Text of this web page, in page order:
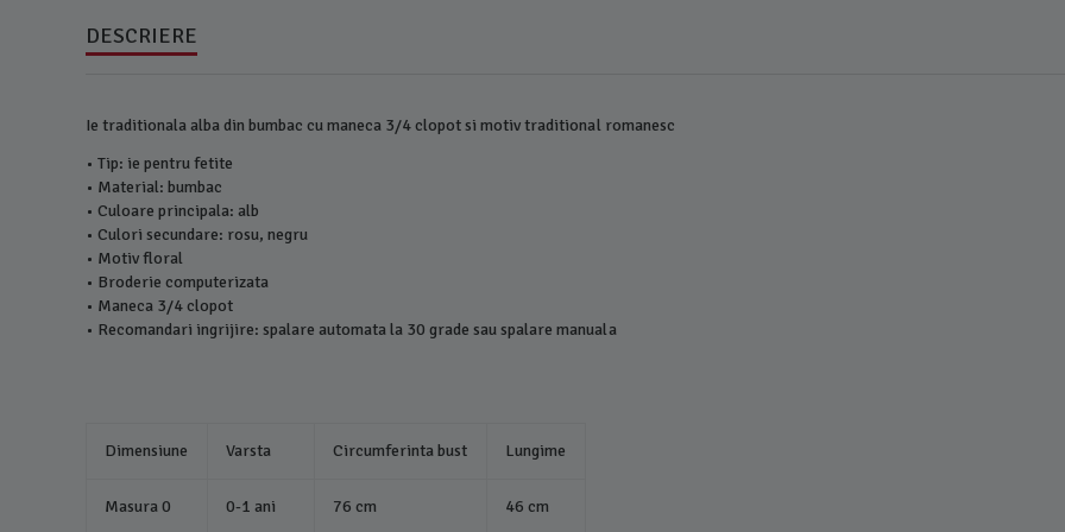
DESCRIERE
Ie traditionala alba din bumbac cu maneca 3/4 clopot si motiv traditional romanesc
• Tip: ie pentru fetite
• Material: bumbac
• Culoare principala: alb
• Culori secundare: rosu, negru
• Motiv floral
• Broderie computerizata
• Maneca 3/4 clopot
• Recomandari ingrijire: spalare automata la 30 grade sau spalare manuala
Dimensiune Varsta Circumferinta bust Lungime
Masura 0 0-1 ani 76 cm 46 cm